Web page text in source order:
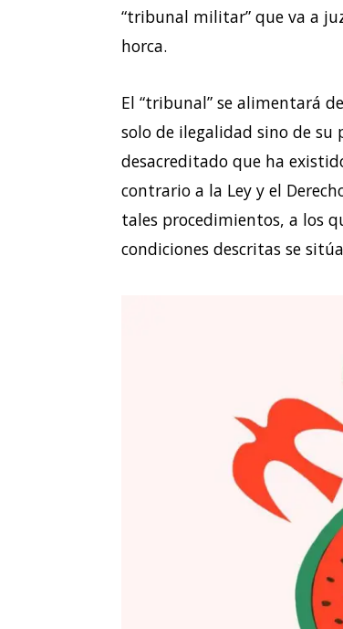
“tribunal militar” que va a
horca.
El “tribunal” se alimentará
solo de ilegalidad sino de
desacreditado que ha
contrario a la Ley y el
tales procedimientos, a los
condiciones descritas se